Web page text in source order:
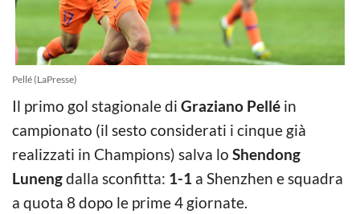
Pellé (LaPresse)
Il primo gol stagionale di Graziano Pellé in
campionato (il sesto considerati i cinque già
realizzati in Champions) salva lo Shendong
Lunengdalla sconfitta: 1-1 a Shenzhen e squadra
a quota 8 dopo le prime 4 giornate.